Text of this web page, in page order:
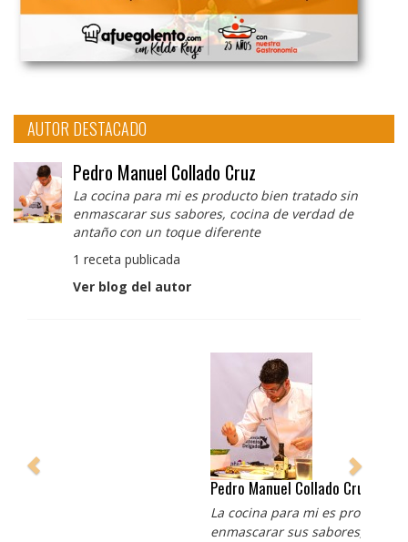
AUTOR DESTACADO
Pedro Manuel Collado Cruz
La cocina para mi es producto bien tratado sin
enmascarar sus sabores, cocina de verdad de
antaño con un toque diferente
1 receta publicada
Ver blog del autor
La cocina para mi es producto bien tratado sin
enmascarar sus sabores, cocina de verdad de antaño